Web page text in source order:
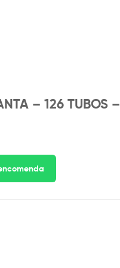
– 126 TUBOS –